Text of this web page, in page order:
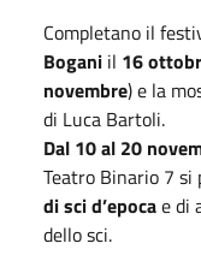
Completano il
Bogani il 16
novembre) e la
di Luca Bartoli.
Dal 10 al 20
Teatro Binario 7
di sci d’epocae di
dello sci.